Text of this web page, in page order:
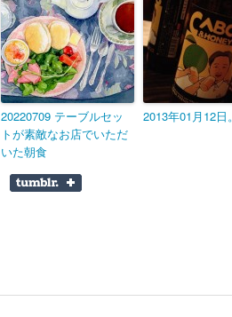
20220709 テーブルセッ
トが素敵なお店でいただ
いた朝食
2013年01月12日。